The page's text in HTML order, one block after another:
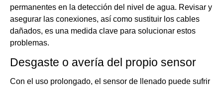
permanentes en la detección del nivel de agua. Revisar y
asegurar las conexiones, así como sustituir los cables
dañados, es una medida clave para solucionar estos
problemas.
Desgaste o avería del propio sensor
Con el uso prolongado, el sensor de llenado puede sufrir